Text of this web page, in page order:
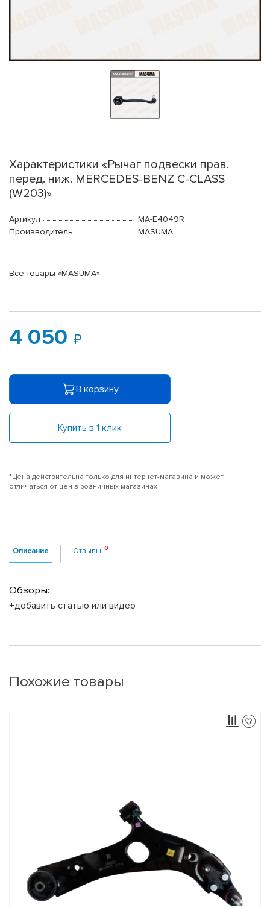
Характеристики «Рычаг подвески прав.
перед. ниж. MERCEDES-BENZ C-CLASS
(W203)»
Артикул
MA-E4049R
Производитель
MASUMA
Все товары «MASUMA»
4 050
В корзину
Купить в 1 клик
*Цена действительна только для интернет-магазина и может
отличаться от цен в розничных магазинах
Описание Отзывы
Обзоры:
+добавить статью или видео
Похожие товары